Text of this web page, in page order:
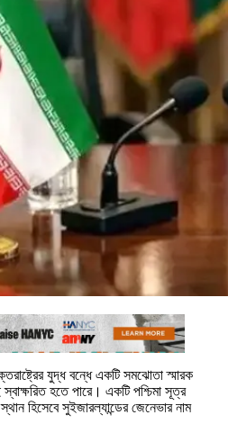
যুদ্ধ বন্ধে একটি সমঝোতা স্মারক
স্বাক্ষরিত হতে পারে। একটি পশ্চিমা সূত্র
হিসেবে সুইজারল্যান্ডের জেনেভার নাম